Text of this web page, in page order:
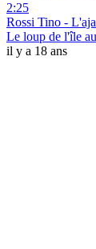
2:25
Rossi Tino -
Le loup de l'île
il y a 18 ans